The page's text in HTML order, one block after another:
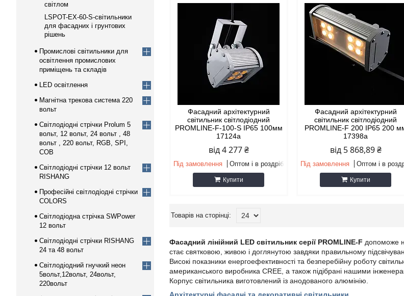
Фасадний архітектурний
світильник світлодіодний
PROMLINE-F-100-S IP65 100мм
17124а
від 4 277 ₴
Під замовлення Оптом і в роздріб
Купити
Фасадний архітектурний
світильник світлодіодний
PROMLINE-F 200 IP65 200
17398а
від 5 868,89 ₴
Під замовлення Оптом і в
Купити
Фасадний лінійний LED світильник серії PROMLINE-F допоможе
стає святковою, живою і доглянутою завдяки правильному
Високі показники енергоефективності та безперебійну роботу
американського виробника CREE, а також підібрані нашими
Корпус світильника виготовлений із анодованого алюмінію.
світлом
LSPOT-EX-60-S-світильники
для фасадних і грунтових
рішень
Промислові світильники для
освітлення промислових
приміщень та складів
LED освітлення
Магнітна трекова система 220
вольт
Світлодіодні стрічки Prolum 5
вольт, 12 вольт, 24 вольт , 48
вольт , 220 вольт, RGB, SPI,
COB
Світлодіодні стрічки 12 вольт
RISHANG
Професійні світлодіодні стрічки
COLORS
Світлодіодна стрічка SWPower
12 вольт
Світлодіодні стрічки RISHANG
24 та 48 вольт
Світлодіодний гнучкий неон
5вольт,12вольт, 24вольт,
220вольт